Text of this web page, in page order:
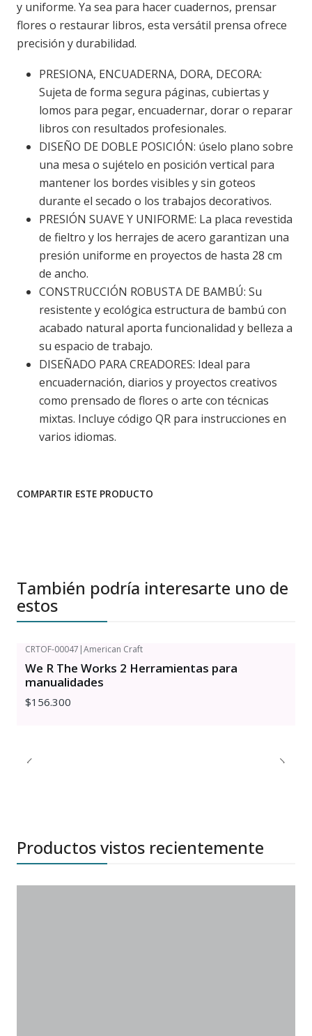
y uniforme. Ya sea para hacer cuadernos, prensar
flores o restaurar libros, esta versátil prensa ofrece
precisión y durabilidad.
PRESIONA, ENCUADERNA, DORA, DECORA:
Sujeta de forma segura páginas, cubiertas y
lomos para pegar, encuadernar, dorar o reparar
libros con resultados profesionales.
DISEÑO DE DOBLE POSICIÓN: úselo plano sobre
una mesa o sujételo en posición vertical para
mantener los bordes visibles y sin goteos
durante el secado o los trabajos decorativos.
PRESIÓN SUAVE Y UNIFORME: La placa revestida
de fieltro y los herrajes de acero garantizan una
presión uniforme en proyectos de hasta 28 cm
de ancho.
CONSTRUCCIÓN ROBUSTA DE BAMBÚ: Su
resistente y ecológica estructura de bambú con
acabado natural aporta funcionalidad y belleza a
su espacio de trabajo.
DISEÑADO PARA CREADORES: Ideal para
encuadernación, diarios y proyectos creativos
como prensado de flores o arte con técnicas
mixtas. Incluye código QR para instrucciones en
varios idiomas.
COMPARTIR ESTE PRODUCTO
También podría interesarte uno de
estos
CRTOF-00047 |American Craft
We R The Works 2 Herramientas para
manualidades
$156.300
Productos vistos recientemente